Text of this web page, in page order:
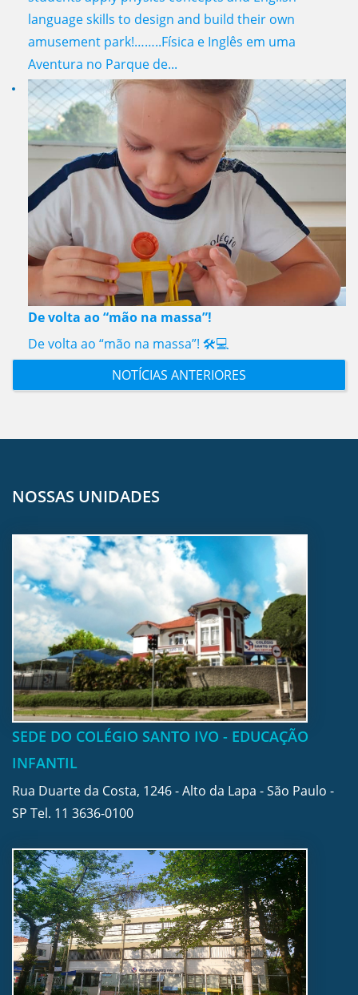
language skills to design and build their own
amusement park!……..Física e Inglês em uma
Aventura no Parque de...
De volta ao “mão na massa”!
De volta ao “mão na massa”! 🛠️💻
NOTÍCIAS ANTERIORES
NOSSAS UNIDADES
SEDE DO COLÉGIO SANTO IVO - EDUCAÇÃO
INFANTIL
Rua Duarte da Costa, 1246 - Alto da Lapa - São Paulo -
SP Tel. 11 3636-0100